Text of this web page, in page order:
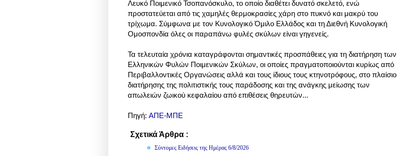
Λευκό Ποιμενικό Τσοπανόσκυλο, το οποίο διαθέτει δυνατό σκελετό, ενώ
προστατεύεται από τις χαμηλές θερμοκρασίες χάρη στο πυκνό και μακρύ του
τρίχωμα. Σύμφωνα με τον Κυνολογικό Όμιλο Ελλάδος και τη Διεθνή Κυνολογική
Ομοσπονδία όλες οι παραπάνω φυλές σκύλων είναι γηγενείς.
Τα τελευταία χρόνια καταγράφονται σημαντικές προσπάθειες για τη διατήρηση των
Ελληνικών Φυλών Ποιμενικών Σκύλων, οι οποίες πραγματοποιούνται κυρίως από
Περιβαλλοντικές Οργανώσεις αλλά και τους ίδιους τους κτηνοτρόφους, στο πλαίσιο
διατήρησης της πολιτιστικής τους παράδοσης και της ανάγκης μείωσης των
απωλειών ζωικού κεφαλαίου από επιθέσεις θηρευτών...
Πηγή: ΑΠΕ-ΜΠΕ
Σχετικά Άρθρα :
Σύντομες Ειδήσεις της Ημέρας 6/8/2026